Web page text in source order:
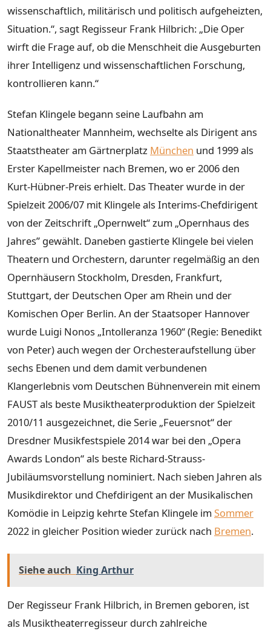
wissenschaftlich, militärisch und politisch aufgeheizten,
Situation.“, sagt Regisseur Frank Hilbrich: „Die Oper
wirft die Frage auf, ob die Menschheit die Ausgeburten
ihrer Intelligenz und wissenschaftlichen Forschung,
kontrollieren kann.“
Stefan Klingele begann seine Laufbahn am
Nationaltheater Mannheim, wechselte als Dirigent ans
Staatstheater am Gärtnerplatz München und 1999 als
Erster Kapellmeister nach Bremen, wo er 2006 den
Kurt-Hübner-Preis erhielt. Das Theater wurde in der
Spielzeit 2006/07 mit Klingele als Interims-Chefdirigent
von der Zeitschrift „Opernwelt“ zum „Opernhaus des
Jahres” gewählt. Daneben gastierte Klingele bei vielen
Theatern und Orchestern, darunter regelmäßig an den
Opernhäusern Stockholm, Dresden, Frankfurt,
Stuttgart, der Deutschen Oper am Rhein und der
Komischen Oper Berlin. An der Staatsoper Hannover
wurde Luigi Nonos „Intolleranza 1960“ (Regie: Benedikt
von Peter) auch wegen der Orchesteraufstellung über
sechs Ebenen und dem damit verbundenen
Klangerlebnis vom Deutschen Bühnenverein mit einem
FAUST als beste Musiktheaterproduktion der Spielzeit
2010/11 ausgezeichnet, die Serie „Feuersnot“ der
Dresdner Musikfestspiele 2014 war bei den „Opera
Awards London“ als beste Richard-Strauss-
Jubiläumsvorstellung nominiert. Nach sieben Jahren als
Musikdirektor und Chefdirigent an der Musikalischen
Komödie in Leipzig kehrte Stefan Klingele imSommer
2022 in gleicher Position wieder zurück nach Bremen.
Siehe auch King Arthur
Der Regisseur Frank Hilbrich, in Bremen geboren, ist
als Musiktheaterregisseur durch zahlreiche